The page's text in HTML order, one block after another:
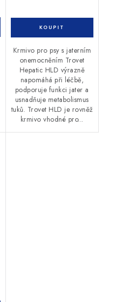
Krmivo pro psy s jaterním
onemocněním Trovet
Hepatic HLD výrazně
napomáhá při léčbě,
podporuje funkci jater a
usnadňuje metabolismus
tuků. Trovet HLD je rovněž
krmivo vhodné pro...